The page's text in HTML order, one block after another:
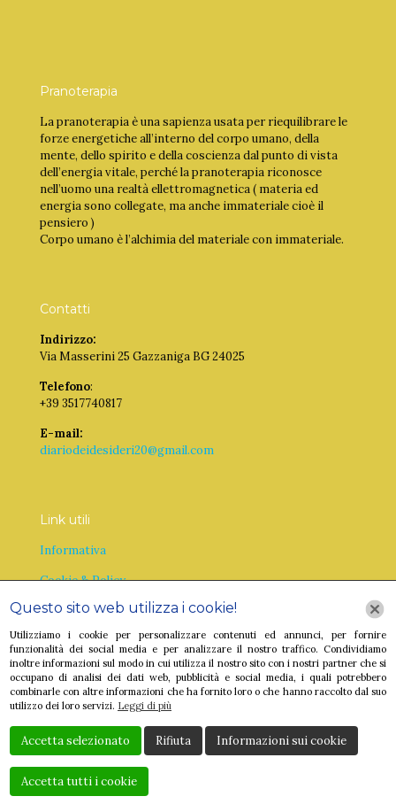
Pranoterapia
La pranoterapia è una sapienza usata per riequilibrare le
forze energetiche all’interno del corpo umano, della
mente, dello spirito e della coscienza dal punto di vista
dell’energia vitale, perché la pranoterapia riconosce
nell’uomo una realtà ellettromagnetica ( materia ed
energia sono collegate, ma anche immateriale cioè il
pensiero )
Corpo umano è l’alchimia del materiale con immateriale.
Contatti
Indirizzo:
Via Masserini 25 Gazzaniga BG 24025
Telefono:
+39 3517740817
E-mail:
diariodeidesideri20@gmail.com
Link utili
Informativa
Cookie & Policy
Questo sito web utilizza i cookie!
Utilizziamo i cookie per personalizzare contenuti ed annunci, per fornire
funzionalità dei social media e per analizzare il nostro traffico. Condividiamo
inoltre informazioni sul modo in cui utilizza il nostro sito con i nostri partner che si
occupano di analisi dei dati web, pubblicità e social media, i quali potrebbero
combinarle con altre informazioni che ha fornito loro o che hanno raccolto dal suo
utilizzo dei loro servizi. Leggi di più
Accetta selezionato Rifiuta Informazioni sui cookie
Accetta tutti i cookie